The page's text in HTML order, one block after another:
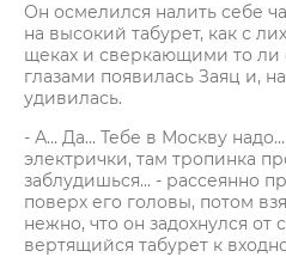
Он осмелился налить себе
на высокий табурет, как с
щеках и сверкающими то ли
глазами появилась Заяц и,
удивилась.
- А… Да… Тебе в Москву
электрички, там тропинка
заблудишься… - рассеянно
поверх его головы, потом
нежно, что он задохнулся от
вертящийся табурет к